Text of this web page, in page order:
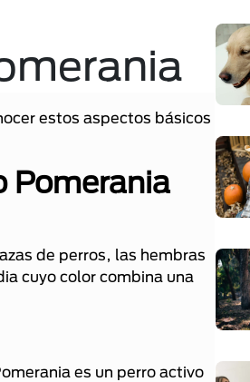
estos aspectos básicos
Pomerania
de perros, las hembras
cuyo color combina una
es un perro activo